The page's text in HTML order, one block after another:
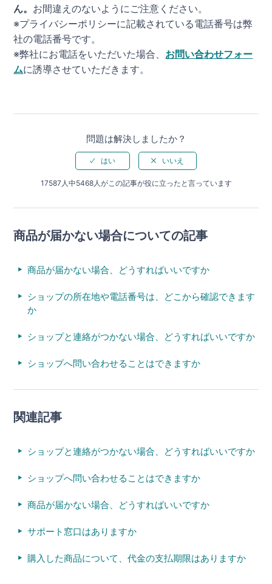
ん。 お間違えのないようにご注意ください。
※プライバシーポリシーに記載されている電話番号は弊
社の電話番号です。
※弊社にお電話をいただいた場合、 お問い合わせフォー
ムに誘導させていただきます。
問題は解決しましたか？
17587人中5468人がこの記事が役に立ったと言っています
商品が届かない場合についての記事
商品が届かない場合、どうすればいいですか
ショップの所在地や電話番号は、どこから確認できます
か
ショップと連絡がつかない場合、どうすればいいですか
ショップへ問い合わせることはできますか
関連記事
ショップと連絡がつかない場合、どうすればいいですか
ショップへ問い合わせることはできますか
商品が届かない場合、どうすればいいですか
サポート窓口はありますか
購入した商品について、代金の支払期限はありますか